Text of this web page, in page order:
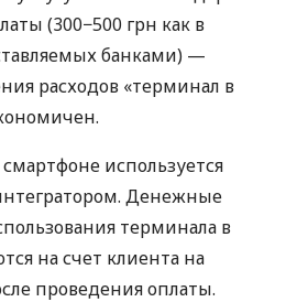
(300−500 грн как в
банками) —
расходов «терминал в
используется
Денежные
терминала в
на счет клиента на
проведения оплаты.